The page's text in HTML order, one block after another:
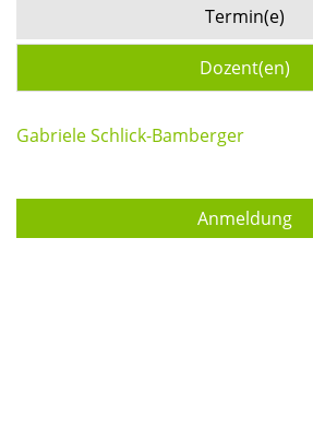
Termin(e)
Dozent(en)
Gabriele Schlick-Bamberger
Anmeldung